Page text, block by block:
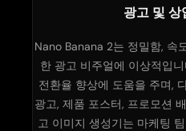
광고 및 상
Nano Banana 2는 정밀함, 속
한 광고 비주얼에 이상적입
전환율 향상에 도움을 주며,
광고, 제품 포스터, 프로모션
고 이미지 생성기는 마케팅